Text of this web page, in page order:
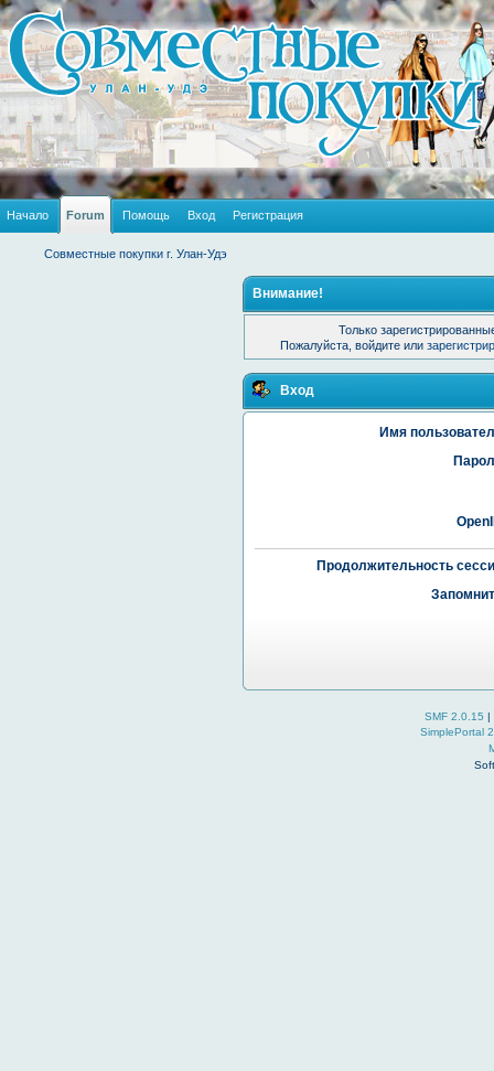
Начало Forum Помощь Вход Регистрация
Совместные покупки г. Улан-Удэ
Внимание!
Только
Пожалуйста, войдите или
Вход
Имя
Продолжительность
SMF 2.0.15 |
SimplePortal